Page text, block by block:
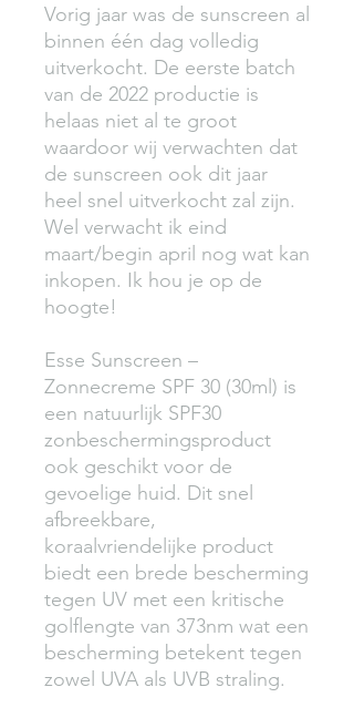
Vorig jaar was de sunscreen al
binnen één dag volledig
uitverkocht. De eerste batch
van de 2022 productie is
helaas niet al te groot
waardoor wij verwachten dat
de sunscreen ook dit jaar
heel snel uitverkocht zal zijn.
Wel verwacht ik eind
maart/begin april nog wat kan
inkopen. Ik hou je op de
hoogte!
Esse Sunscreen –
Zonnecreme SPF 30 (30ml) is
een natuurlijk SPF30
zonbeschermingsproduct
ook geschikt voor de
gevoelige huid. Dit snel
afbreekbare,
koraalvriendelijke product
biedt een brede bescherming
tegen UV met een kritische
golflengte van 373nm wat een
bescherming betekent tegen
zowel UVA als UVB straling.